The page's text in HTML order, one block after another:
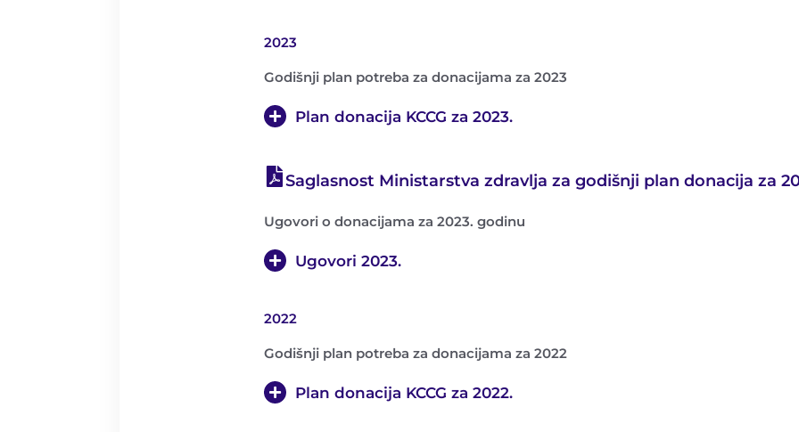
2023
Godišnji plan potreba za donacijama za 2023
Plan donacija KCCG za 2023.
Saglasnost Ministarstva zdravlja za godišnji plan donacija za
Ugovori o donacijama za 2023. godinu
Ugovori 2023.
2022
Godišnji plan potreba za donacijama za 2022
Plan donacija KCCG za 2022.